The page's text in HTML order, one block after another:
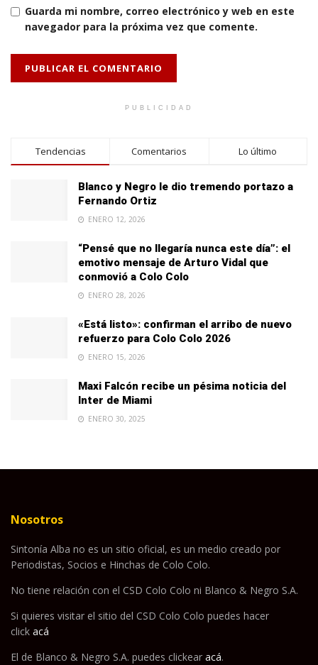
Guarda mi nombre, correo electrónico y web en este
navegador para la próxima vez que comente.
PUBLICIDAD
Tendencias Comentarios Lo último
Blanco y Negro le dio tremendo portazo a
Fernando Ortiz
ENERO 12, 2026
“Pensé que no llegaría nunca este día”: el
emotivo mensaje de Arturo Vidal que
conmovió a Colo Colo
ENERO 28, 2026
«Está listo»: confirman el arribo de nuevo
refuerzo para Colo Colo 2026
ENERO 15, 2026
Maxi Falcón recibe un pésima noticia del
Inter de Miami
ENERO 30, 2025
Nosotros
Sintonía Alba no es un sitio oficial, es un medio creado por
Periodistas, Socios e Hinchas de Colo Colo.
No tiene relación con el CSD Colo Colo ni Blanco & Negro S.A.
Si quieres visitar el sitio del CSD Colo Colo puedes hacer
click acá
El de Blanco & Negro S.A. puedes clickear acá.